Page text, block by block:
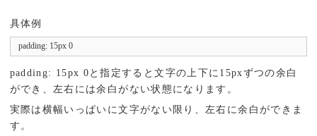
具体例
padding: 15px 0
padding: 15px 0と指定すると文字の上下に15pxずつの余白
ができ、左右には余白がない状態になります。
実際は横幅いっぱいに文字がない限り、左右に余白ができま
す。